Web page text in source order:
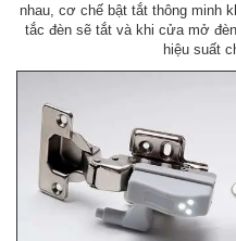
nhau, cơ chế bật tắt thông minh
tắc đèn sẽ tắt và khi cửa mở
hiệu suất